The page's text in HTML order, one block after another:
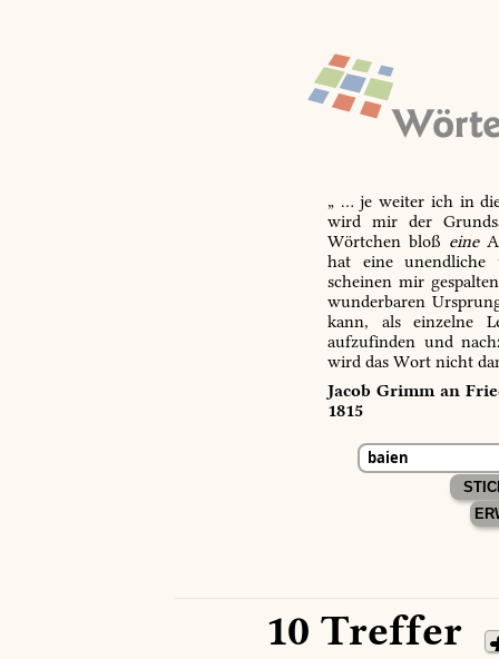
„ … je weiter ich in
wird mir der
Wörtchen bloß eine
hat eine unendliche
scheinen mir
wunderbaren
kann, als einzelne
aufzufinden und
wird das Wort nicht
Jacob Grimm an
1815
10 Treffer